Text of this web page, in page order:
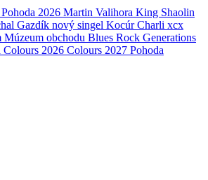
Pohoda 2026 Martin Valihora King Shaolin
Gazdík nový singel Kocúr Charli xcx
Múzeum obchodu Blues Rock Generations
Colours 2026 Colours 2027 Pohoda